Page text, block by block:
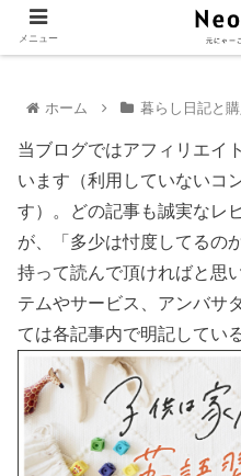
ホーム 暮らし日記と
当ブログではアフィリエイ
います（利用していないコ
す）。どの記事も誠実なレ
が、「多少は忖度してるの
持って読んで頂ければと思
テムやサービス、アンバサ
ては各記事内で明記してい
メニュー